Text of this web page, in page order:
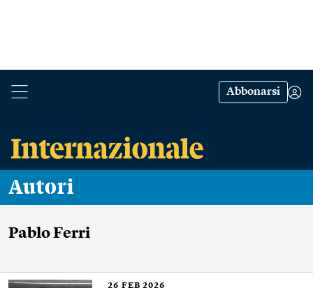
Abbonarsi
Autori
Pablo Ferri
26 FEB 2026